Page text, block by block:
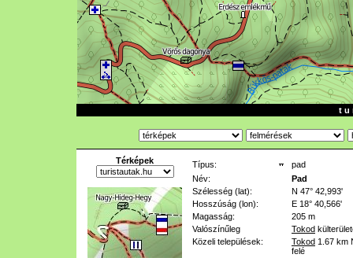
t u
Térképek Típus:
pad
Név:
Pad
Szélesség (lat):
N 47° 42,993'
Hosszúság (lon):
E 18° 40,566'
Magasság:
205 m
Valószínűleg
Tokod
Közeli települések:
Tokod 1.67 km
felé